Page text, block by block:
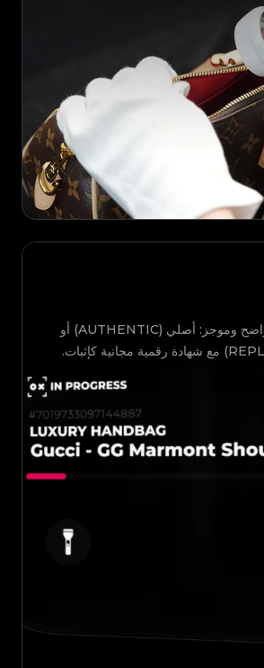
احصل على حكم واضح وموجز: أصلي (AUTHENTIC) أو